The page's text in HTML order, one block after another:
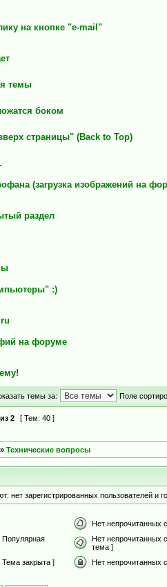
на кнопке "e-mail"
темы
боком
страницы" (Back to Top)
(загрузка изображений на
раздел
:)
на форуме
темы за: Поле
из 2 [ Тем: 40 ]
» Технические вопросы
нет зарегистрированных пользователей и
Нет непрочитанных
Нет непрочитанных
тема ]
закрыта ]
Нет непрочитанных